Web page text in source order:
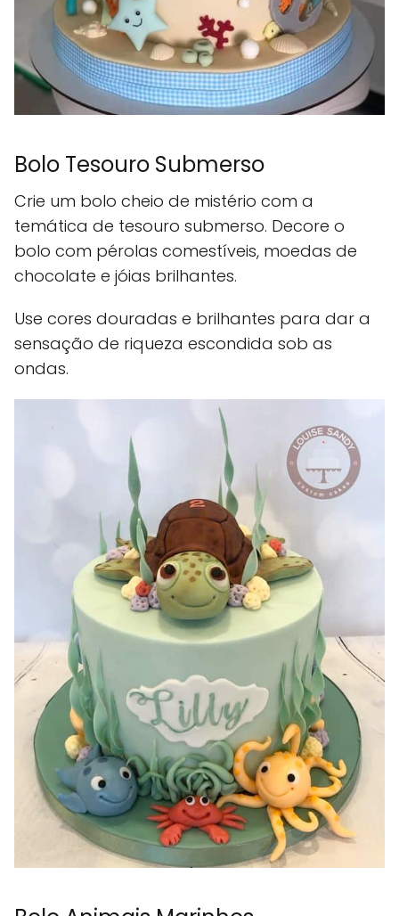
Bolo Tesouro Submerso
Crie um bolo cheio de mistério com a
temática de tesouro submerso. Decore o
bolo com pérolas comestíveis, moedas de
chocolate e jóias brilhantes.
Use cores douradas e brilhantes para dar a
sensação de riqueza escondida sob as
ondas.